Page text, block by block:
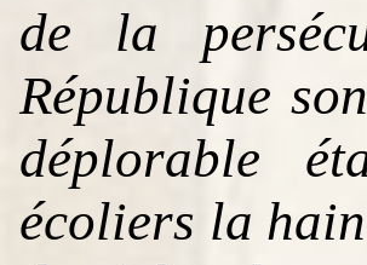
de la
République
déplorable
écoliers la